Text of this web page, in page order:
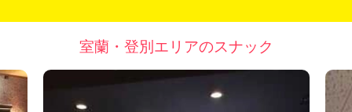
室蘭・登別エリアのスナック